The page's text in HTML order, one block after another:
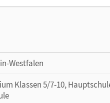
Westfalen
Klassen 5/7-10,